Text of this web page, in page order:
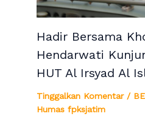
Hadir Bersama
Hendarwati
HUT Al Irsyad Al
Tinggalkan Komentar /
Humas fpksjatim